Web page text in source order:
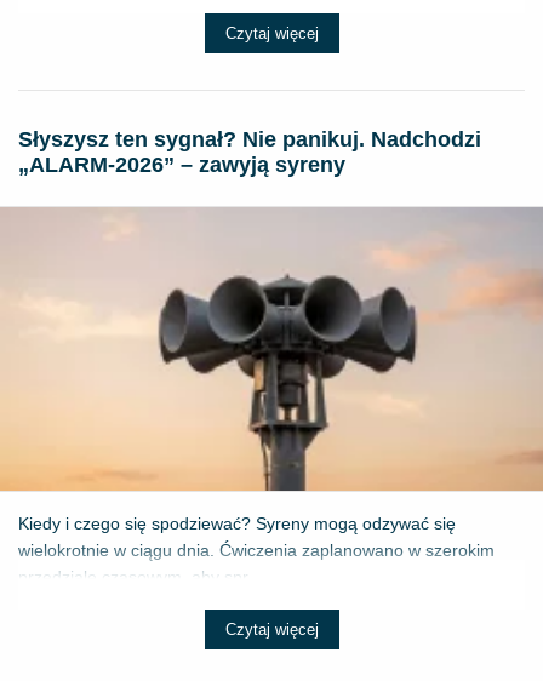
Czytaj więcej
Słyszysz ten sygnał? Nie panikuj. Nadchodzi
„ALARM-2026” – zawyją syreny
Kiedy i czego się spodziewać? Syreny mogą odzywać się
wielokrotnie w ciągu dnia. Ćwiczenia zaplanowano w szerokim
przedziale czasowym, aby spr...
Czytaj więcej